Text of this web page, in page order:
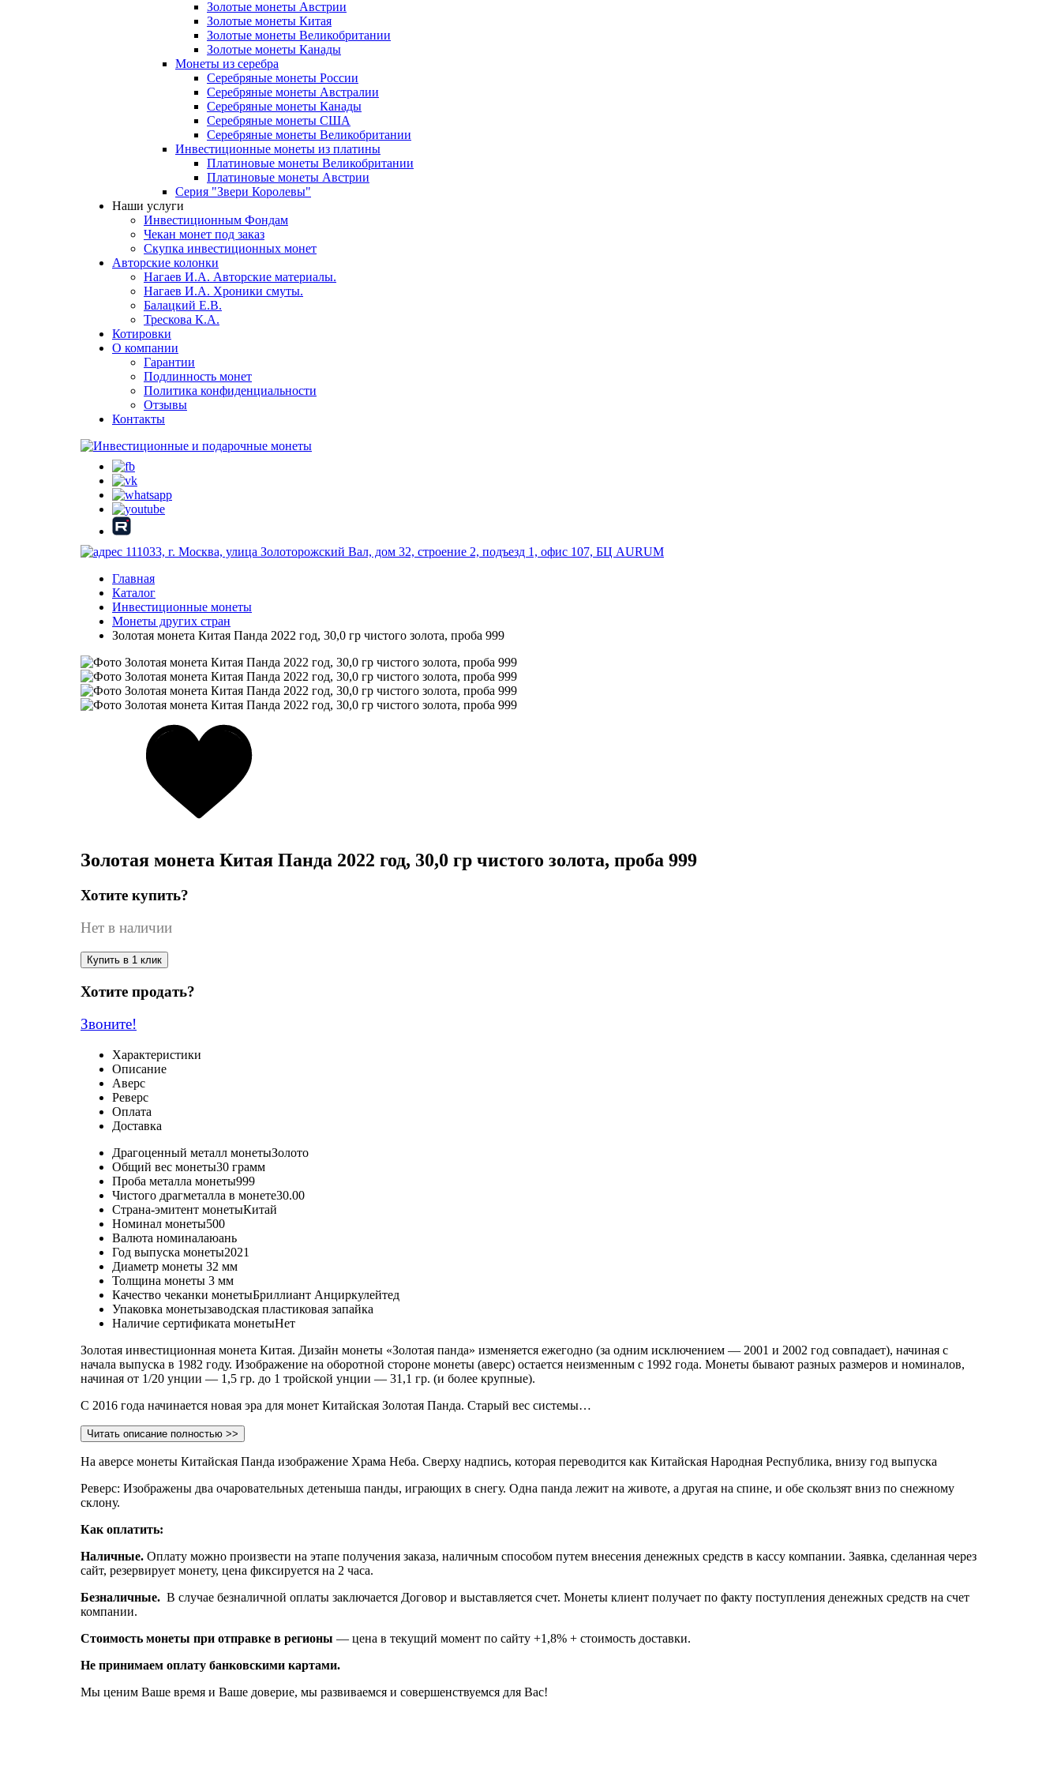
Золотые монеты Австрии
Золотые монеты Китая
Золотые монеты Великобритании
Золотые монеты Канады
Монеты из серебра
Серебряные монеты России
Серебряные монеты Австралии
Серебряные монеты Канады
Серебряные монеты США
Серебряные монеты Великобритании
Инвестиционные монеты из платины
Платиновые монеты Великобритании
Платиновые монеты Австрии
Серия "Звери Королевы"
Наши услуги
Инвестиционным Фондам
Чекан монет под заказ
Скупка инвестиционных монет
Авторские колонки
Нагаев И.А. Авторские материалы.
Нагаев И.А. Хроники смуты.
Балацкий Е.В.
Трескова К.А.
Котировки
О компании
Гарантии
Подлинность монет
Политика конфиденциальности
Отзывы
Контакты
111033, г. Москва, улица Золоторожский Вал, дом 32, строение 2, подъезд 1, офис 107, БЦ AURUM
Главная
Каталог
Инвестиционные монеты
Монеты других стран
Золотая монета Китая Панда 2022 год, 30,0 гр чистого золота, проба 999
Золотая монета Китая Панда 2022 год, 30,0 гр чистого золота, проба 999
Хотите купить?
Нет в наличии
Купить в 1 клик
Хотите продать?
Звоните!
Характеристики
Описание
Аверс
Реверс
Оплата
Доставка
Драгоценный металл монетыЗолото
Общий вес монеты30 грамм
Проба металла монеты999
Чистого драгметалла в монете30.00
Страна-эмитент монетыКитай
Номинал монеты500
Валюта номиналаюань
Год выпуска монеты2021
Диаметр монеты 32 мм
Толщина монеты 3 мм
Качество чеканки монетыБриллиант Анциркулейтед
Упаковка монетызаводская пластиковая запайка
Наличие сертификата монетыНет
Золотая инвестиционная монета Китая. Дизайн монеты «Золотая панда» изменяется ежегодно (за одним исключением — 2001 и 2002 год совпадает), начиная с
начала выпуска в 1982 году. Изображение на оборотной стороне монеты (аверс) остается неизменным с 1992 года. Монеты бывают разных размеров и номиналов,
начиная от 1/20 унции — 1,5 гр. до 1 тройской унции — 31,1 гр. (и более крупные).
С 2016 года начинается новая эра для монет Китайская Золотая Панда. Старый вес системы…
Читать описание полностью >>
На аверсе монеты Китайская Панда изображение Храма Неба. Сверху надпись, которая переводится как Китайская Народная Республика, внизу год выпуска
Реверс: Изображены два очаровательных детеныша панды, играющих в снегу. Одна панда лежит на животе, а другая на спине, и обе скользят вниз по снежному
склону.
Как оплатить:
Наличные. Оплату можно произвести на этапе получения заказа, наличным способом путем внесения денежных средств в кассу компании. Заявка, сделанная через
сайт, резервирует монету, цена фиксируется на 2 часа.
Безналичные. В случае безналичной оплаты заключается Договор и выставляется счет. Монеты клиент получает по факту поступления денежных средств на счет
компании.
Стоимость монеты при отправке в регионы — цена в текущий момент по сайту +1,8% + стоимость доставки.
Не принимаем оплату банковскими картами.
Мы ценим Ваше время и Ваше доверие, мы развиваемся и совершенствуемся для Вас!